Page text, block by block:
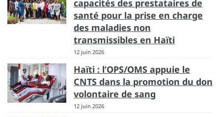
capacités des prestataires de
santé pour la prise en charge
des maladies non
transmissibles en Haïti
12 juin 2026
Haïti : l’OPS/OMS appuie le
CNTS dans la promotion du don
volontaire de sang
12 juin 2026